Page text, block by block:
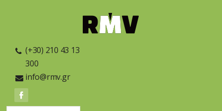
(+30) 210 43 13
300
info@rmv.gr